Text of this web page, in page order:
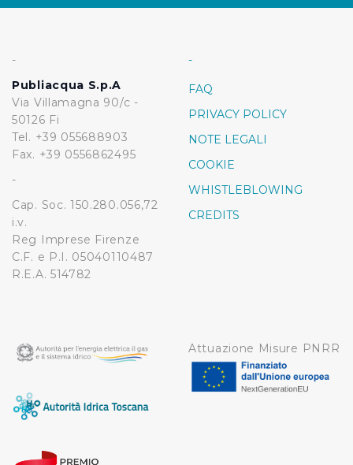
singoli cookie desiderati e le terze parti destinatarie
Cliccando su "Rifiuta" o sulla "X" posizionata in alto a
destra in questo banner l’Utente rifiuta tutti i cookie con
la sola eccezione dei cookie tecnici. La chiusura del
presente banner comporta il permanere delle
impostazioni di default e dunque la continuazione della
navigazione in assenza di cookie o altri sistemi di
indispensabili per una corretta visualizzazione della
pagina.
-
Publiacqua S.p.A
Via Villamagna 90/c -
50126 Fi
Tel. +39 055688903
Fax. +39 0556862495
-
Cap. Soc. 150.280.056,72
i.v.
Reg Imprese Firenze
C.F. e P.I. 05040110487
R.E.A. 514782
-
FAQ
PRIVACY POLICY
NOTE LEGALI
COOKIE
WHISTLEBLOWING
CREDITS
Attuazione Misure PNRR